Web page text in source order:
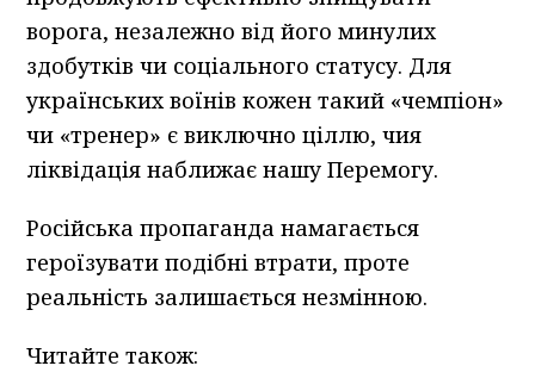
ворога, незалежно від його минулих
здобутків чи соціального статусу. Для
українських воїнів кожен такий «чемпіон»
чи «тренер» є виключно ціллю, чия
ліквідація наближає нашу Перемогу.
Російська пропаганда намагається
героїзувати подібні втрати, проте
реальність залишається незмінною.
Читайте також: